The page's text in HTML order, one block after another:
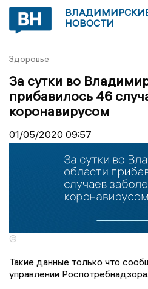
НОВОСТИ
Здоровье
За сутки во
прибавилось 46
коронавирусом
01/05/2020 09:57
©
Такие данные только что
управлении Роспотребнадзора.